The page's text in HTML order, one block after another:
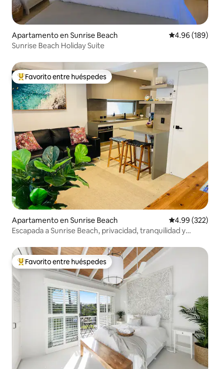
Apartamento en Sunrise Beach Calificación
4.96 (189)
Sunrise Beach Holiday Suite
Favorito entre huéspedes preferido
Favorito entre huéspedes
Apartamento en Sunrise Beach Calificación
4.99 (322)
Escapada a Sunrise Beach, privacidad, tranquilidad y
Favorito entre huéspedes preferido
Favorito entre huéspedes